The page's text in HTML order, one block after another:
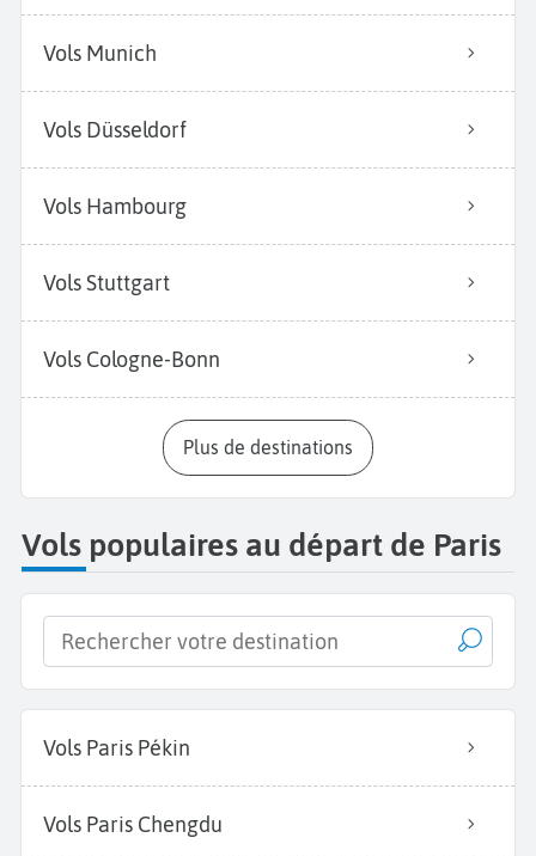
Vols Munich
Vols Düsseldorf
Vols Hambourg
Vols Stuttgart
Vols Cologne-Bonn
Plus de destinations
Vols populaires au départ de Paris
Vols Paris Pékin
Vols Paris Chengdu